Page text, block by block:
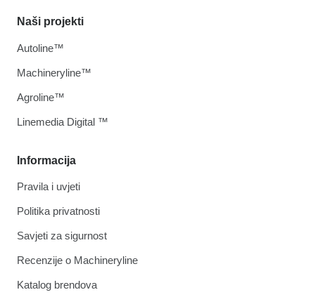
Informacija
Pravila i uvjeti
Politika privatnosti
Savjeti za sigurnost
Recenzije o Machineryline
Katalog brendova
Naši projekti
Autoline™
Machineryline™
Agroline™
Linemedia Digital ™